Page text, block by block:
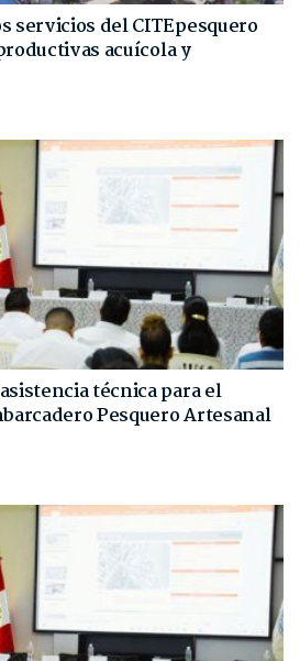
servicios del CITEpesquero
acuícola y
técnica para el
Pesquero Artesanal